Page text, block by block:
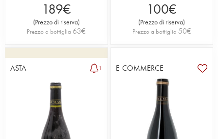
189€
(Prezzo di riserva)
Prezzo a bottiglia 63€
100€
(Prezzo di riserva)
Prezzo a bottiglia 50€
ASTA 1 E-COMMERCE